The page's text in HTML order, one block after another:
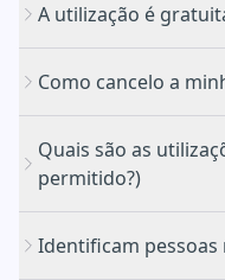
A utilização é
Como cancelo a
Portal de
Quais são as
permitido?)
Identificam pessoas